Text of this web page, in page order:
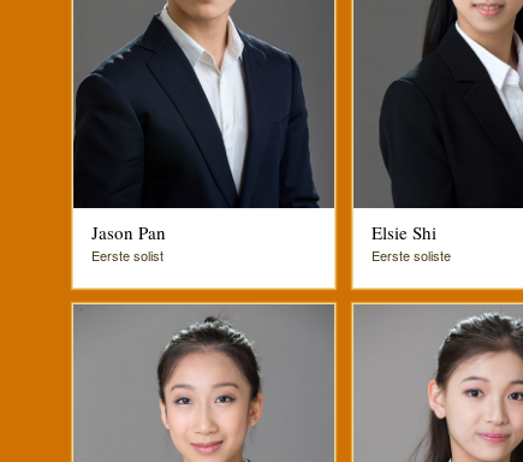
Jason Pan
Eerste solist
Elsie Shi
Eerste soliste